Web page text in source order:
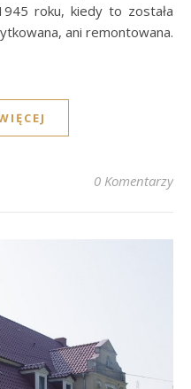
roku, kiedy to została
ani remontowana.
0 Komentarzy